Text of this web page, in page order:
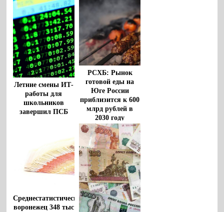
Воронежской
области в сентябре
Летние смены ИТ-
работы для
школьников
завершил ПСБ
РСХБ: Рынок
готовой еды на
Юге России
приблизится к 600
млрд рублей в
2030 году
Среднестатистический
воронежец 348 тыс